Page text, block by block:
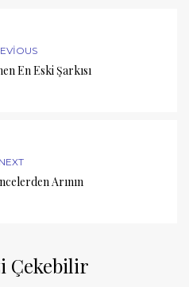
En Eski Şarkısı
NEXT
Arının
Çekebilir